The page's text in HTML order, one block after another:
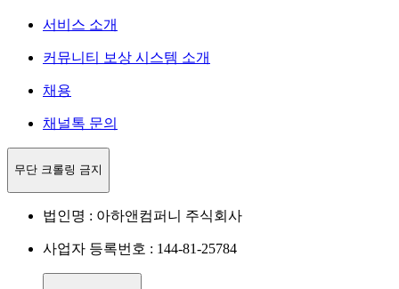
서비스 소개
커뮤니티 보상 시스템 소개
채용
채널톡 문의
무단 크롤링 금지
법인명 : 아하앤컴퍼니 주식회사
사업자 등록번호 : 144-81-25784